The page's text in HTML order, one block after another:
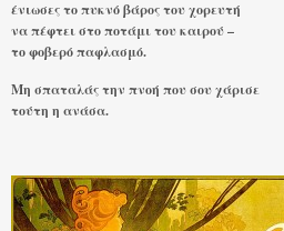
ένιωσες το πυκνό βάρος του χορευτή
να πέφτει στο ποτάμι του καιρού –
το φοβερό παφλασμό.
Μη σπαταλάς την πνοή που σου χάρισε
τούτη η ανάσα.